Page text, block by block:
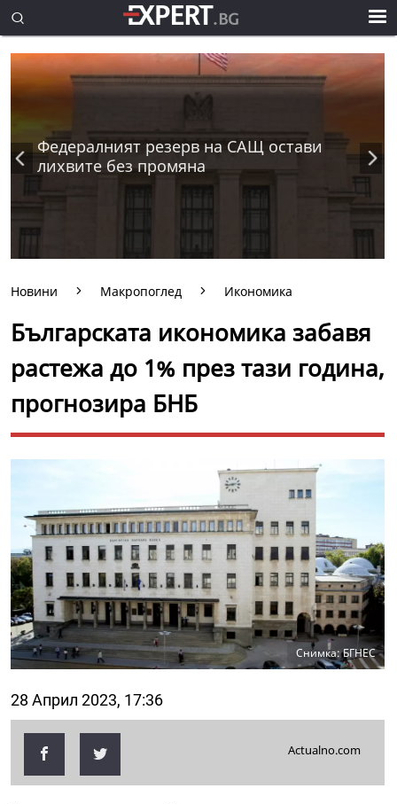
Федералният резерв на САЩ остави
лихвите без промяна
Новини Макропоглед Икономика
Българската икономика забавя
растежа до 1% през тази година,
прогнозира БНБ
Снимка: БГНЕС
28 Април 2023, 17:36
Actualno.com